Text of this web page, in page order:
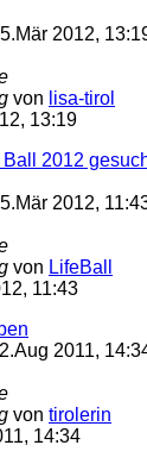
2012,
von lisa-tirol
13:19
2012
2012,
von LifeBall
11:43
2011,
von tirolerin
14:34